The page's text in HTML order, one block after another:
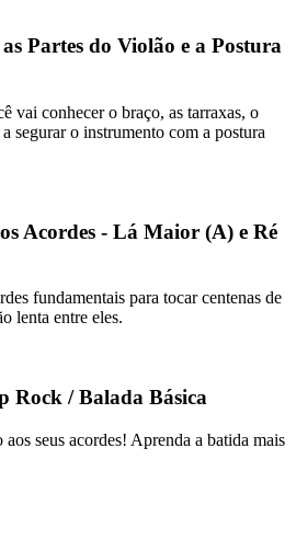
Partes do Violão e a Postura
vai conhecer o braço, as tarraxas, o
segurar o instrumento com a postura
Acordes - Lá Maior (A) e Ré
fundamentais para tocar centenas de
lenta entre eles.
Rock / Balada Básica
seus acordes! Aprenda a batida mais